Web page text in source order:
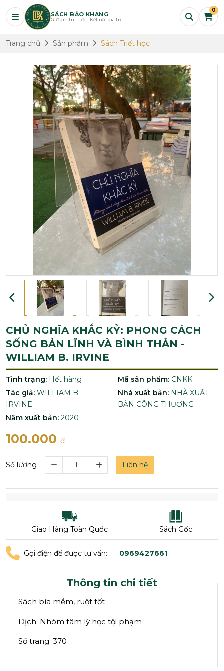
SÁCH BẢO KHANG
Giữ gìn tri thức - Kết nối giá trị
0
Trang chủ Sản phẩm Sách Triết học
CHỦ NGHĨA KHẮC KỶ: PHONG CÁCH
SỐNG BẢN LĨNH VÀ BÌNH THẢN -
WILLIAM B. IRVINE
Tình trạng: Hết hàng Mã sản phẩm: CNKK
Tác giả: WILLIAM B.
IRVINE
Nhà xuất bản: NHÀ XUẤT
BẢN CÔNG THƯƠNG
Năm xuất bản: 2020
100.000 đ
Số lượng Liên hệ
Giao Hàng Toàn Quốc Sách Gốc
Gọi điện để được tư vấn: 0969427661
Thông tin chi tiết
Sách bìa mềm, ruột tốt
Dịch: Nhóm tâm lý học tội phạm
Số trang: 370